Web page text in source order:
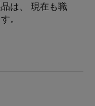
は、 現在も職
。